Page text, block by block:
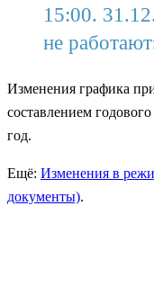
15:00.
не
Изменения графика
составлением
год.
Ещё: Изменения в
документы).